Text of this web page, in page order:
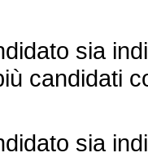
sia
candidati
sia